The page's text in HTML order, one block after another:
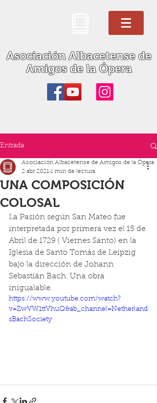
Asociación Albacetense de
Amigos de la Ópera
Entrada
UNA COMPOSICIÓN
COLOSAL
Asociación Albacetense de Amigos de la Ópera
2 abr 2021 1 min de lectura
La Pasión según San Mateo fue
interpretada por primera vez el 15 de
Abril de 1729 ( Viernes Santo) en la
Iglesia de Santo Tomás de Leipzig
bajo la dirección de Johann
Sebastián Bach. Una obra
inigualable.
https://www.youtube.com/watch?
v=ZwVW1ttVhuQ&ab_channel=Netherland
sBachSociety